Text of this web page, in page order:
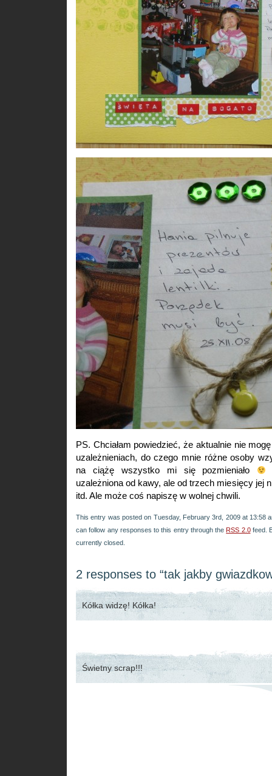
PS. Chciałam powiedzieć, że aktualnie nie
uzależnieniach, do czego mnie różne osoby
na ciążę wszystko mi się pozmieniało
uzależniona od kawy, ale od trzech miesięcy jej
itd. Ale może coś napiszę w wolnej chwili.
This entry was posted on Tuesday, February 3rd, 2009 at 13:58
can follow any responses to this entry through the RSS 2.0feed.
currently closed.
2 responses to “tak jakby
Kółka widzę! Kółka!
Świetny scrap!!!